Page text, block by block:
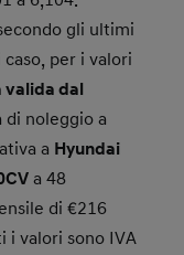
gli ultimi
per i valori
valida dal
di noleggio a
a Hyundai
a 48
di €216
i valori sono IVA